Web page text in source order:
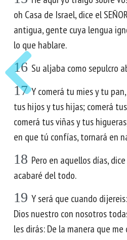
oh Casa de Israel, dice el
antigua, gente cuya lengua
lo que hablare.
16 Su aljaba como sepulcro
17 Y comerá tu mies y tu
tus hijos y tus hijas; comerá
comerá tus viñas y tus
en que tú confías, tornará en
18 Pero en aquellos días, dice
acabaré del todo.
19 Y será que cuando
Dios nuestro con nosotros
les dirás: De la manera que